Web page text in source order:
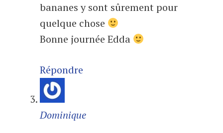
bananes y sont sûrement pour
quelque chose
Bonne journée Edda
Répondre
Dominique